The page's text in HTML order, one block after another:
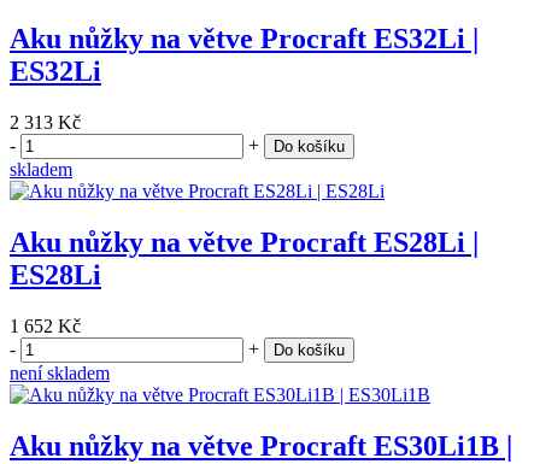
Aku nůžky na větve Procraft ES32Li |
ES32Li
2 313 Kč
-
+ Do košíku
skladem
Aku nůžky na větve Procraft ES28Li |
ES28Li
1 652 Kč
-
+ Do košíku
není skladem
Aku nůžky na větve Procraft ES30Li1B |